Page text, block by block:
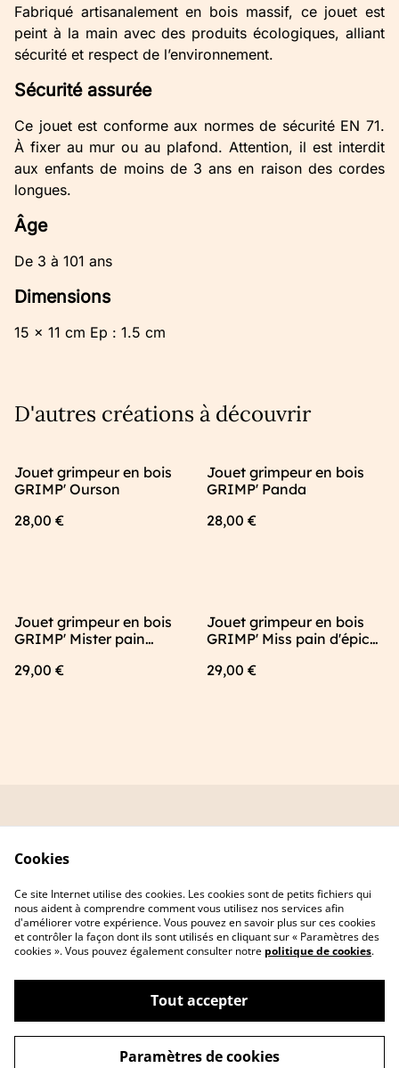
Fabriqué artisanalement en bois massif, ce jouet est
peint à la main avec des produits écologiques, alliant
sécurité et respect de l’environnement.
Sécurité assurée
Ce jouet est conforme aux normes de sécurité EN 71.
À fixer au mur ou au plafond. Attention, il est interdit
aux enfants de moins de 3 ans en raison des cordes
longues.
Âge
De 3 à 101 ans
Dimensions
15 x 11 cm Ep : 1.5 cm
D'autres créations à découvrir
Jouet grimpeur en bois
GRIMP' Ourson
28,00 €
Jouet grimpeur en bois
GRIMP' Panda
28,00 €
Jouet grimpeur en bois
GRIMP' Mister pain
fabriqué en France
29,00 €
Jouet grimpeur en bois
GRIMP' Miss pain d'épices
en France
29,00 €
Politique de cookies
Contact
©2026
Bois et Sourires – Jouets en bois fabriqués en
France
Cookies
Ce site Internet utilise des cookies. Les cookies sont de petits fichiers qui
nous aident à comprendre comment vous utilisez nos services afin
d'améliorer votre expérience. Vous pouvez en savoir plus sur ces cookies
et contrôler la façon dont ils sont utilisés en cliquant sur « Paramètres des
cookies ». Vous pouvez également consulter notre politique de cookies.
Tout accepter
Paramètres de cookies